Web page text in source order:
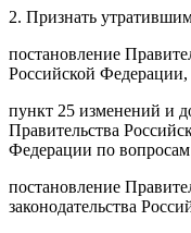
2. Признать
постановление
Российской Федерации,
пункт 25 изменений и
Правительства
Федерации по вопросам
постановление
законодательства